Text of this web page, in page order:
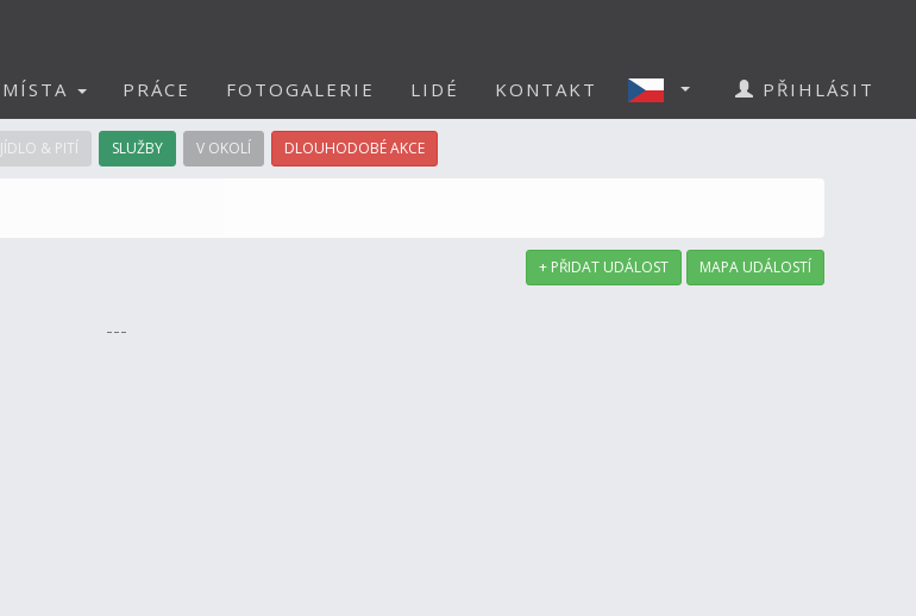
MÍSTA PRÁCE FOTOGALERIE LIDÉ KONTAKT PŘIHLÁSIT
JÍDLO & PITÍ SLUŽBY V OKOLÍ DLOUHODOBÉ AKCE
+ PŘIDAT UDÁLOST MAPA UDÁLOSTÍ
---